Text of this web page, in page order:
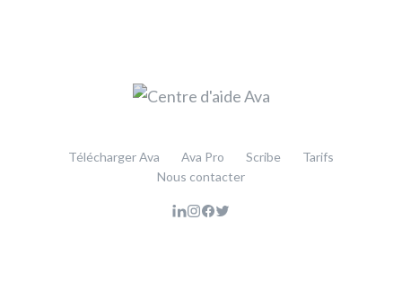
Télécharger Ava Ava Pro Scribe
Tarifs
Nous contacter